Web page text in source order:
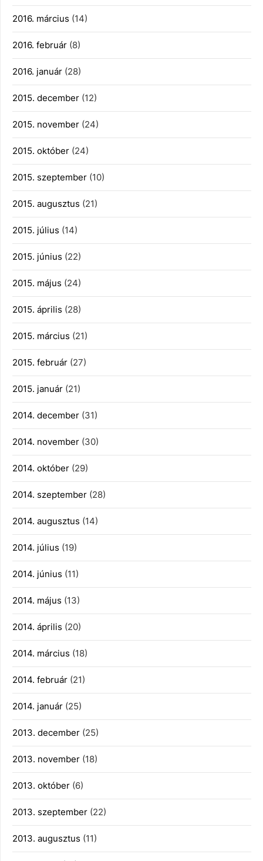
2016. március (14)
2016. február (8)
2016. január (28)
2015. december (12)
2015. november (24)
2015. október (24)
2015. szeptember (10)
2015. augusztus (21)
2015. július (14)
2015. június (22)
2015. május (24)
2015. április (28)
2015. március (21)
2015. február (27)
2015. január (21)
2014. december (31)
2014. november (30)
2014. október (29)
2014. szeptember (28)
2014. augusztus (14)
2014. július (19)
2014. június (11)
2014. május (13)
2014. április (20)
2014. március (18)
2014. február (21)
2014. január (25)
2013. december (25)
2013. november (18)
2013. október (6)
2013. szeptember (22)
2013. augusztus (11)